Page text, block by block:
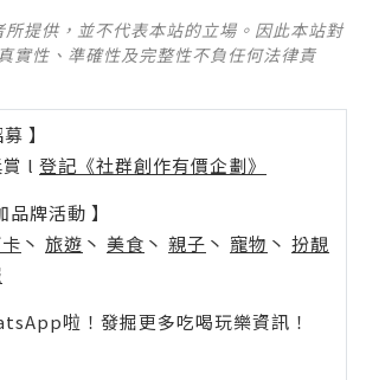
提供，並不代表本站的立場。因此本站對
實性、準確性及完整性不負任何法律責
】
l 登記《社群創作有價企劃》
牌活動 】
丶 旅遊 丶 美食 丶 親子 丶 寵物 丶 扮靚
啦！發掘更多吃喝玩樂資訊！